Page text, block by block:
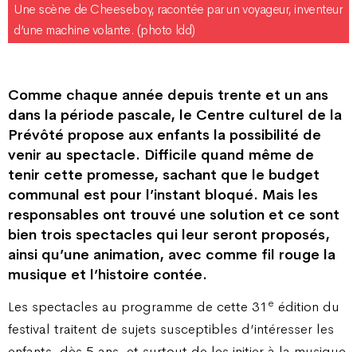
Une scène de Cheeseboy, racontée par un voyageur, inventeur
d’une machine volante. (photo ldd)
Comme chaque année depuis trente et un ans
dans la période pascale, le Centre culturel de la
Prévôté propose aux enfants la possibilité de
venir au spectacle. Difficile quand même de
tenir cette promesse, sachant que le budget
communal est pour l’instant bloqué. Mais les
responsables ont trouvé une solution et ce sont
bien trois spectacles qui leur seront proposés,
ainsi qu’une animation, avec comme fil rouge la
musique et l’histoire contée.
Les spectacles au programme de cette 31 e édition du
festival traitent de sujets susceptibles d’intéresser les